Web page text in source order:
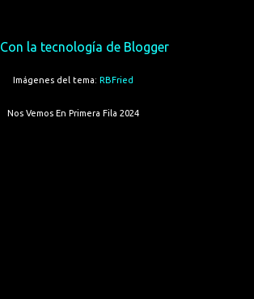
Con la tecnología de Blogger
Imágenes del tema: RBFried
Nos Vemos En Primera Fila 2024